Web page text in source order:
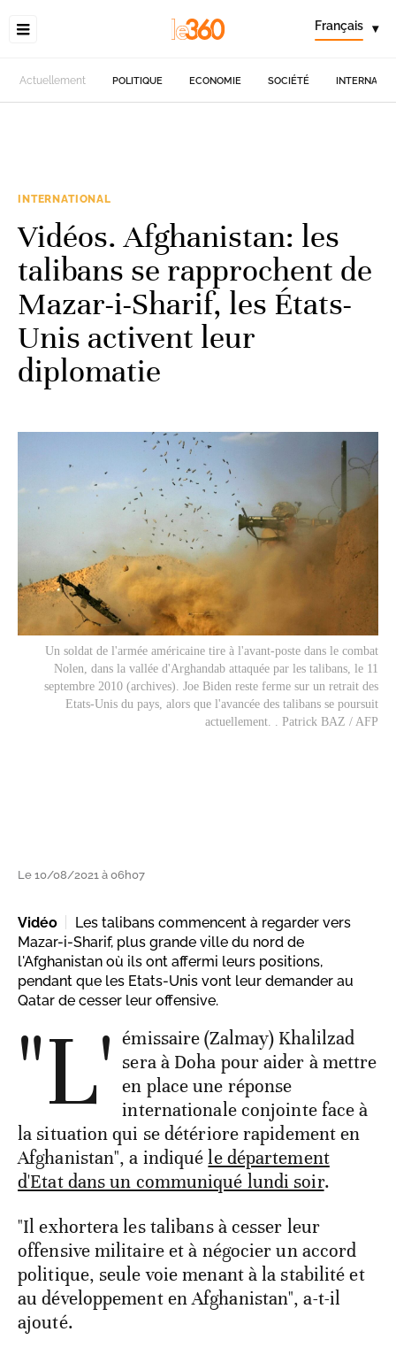
Français ▾
Actuellement POLITIQUE ECONOMIE SOCIÉTÉ
INTERNATIONAL
Vidéos. Afghanistan: les
talibans se rapprochent de
Mazar-i-Sharif, les États-
Unis activent leur
diplomatie
Un soldat de l'armée américaine tire à l'avant-poste dans le combat
Nolen, dans la vallée d'Arghandab attaquée par les talibans, le 11
septembre 2010 (archives). Joe Biden reste ferme sur un retrait des
Etats-Unis du pays, alors que l'avancée des talibans se poursuit
actuellement. . Patrick BAZ / AFP
Le 10/08/2021 à 06h07
Vidéo
Les talibans commencent à regarder vers
Mazar-i-Sharif, plus grande ville du nord de
l'Afghanistan où ils ont affermi leurs positions,
pendant que les Etats-Unis vont leur demander au
Qatar de cesser leur offensive.
"L' émissaire (Zalmay) Khalilzad
sera à Doha pour aider à mettre
en place une réponse
internationale conjointe face à
la situation qui se détériore rapidement en
Afghanistan", a indiquéle département
d'Etat dans un communiqué lundi soir.
"Il exhortera les talibans à cesser leur
offensive militaire et à négocier un accord
politique, seule voie menant à la stabilité et
au développement en Afghanistan", a-t-il
ajouté.